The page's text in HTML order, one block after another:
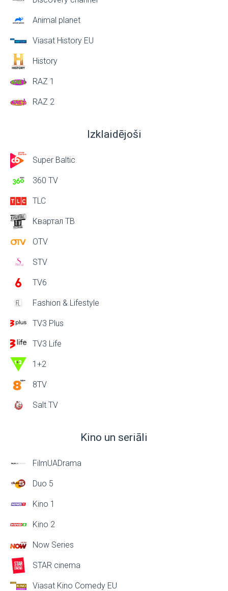
Animal planet
Viasat History EU
History
RAZ 1
RAZ 2
Izklaidējoši
Super Baltic
360 TV
TLC
Квартал ТВ
OTV
STV
TV6
Fashion & Lifestyle
TV3 Plus
TV3 Life
1+2
8TV
Salt TV
Kino un seriāli
FilmUADrama
Duo 5
Kino 1
Kino 2
Now Series
STAR cinema
Viasat Kino Comedy EU